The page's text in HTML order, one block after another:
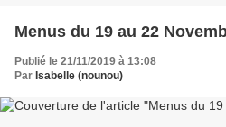
Menus du 19 au 22
Publié le 21/11/2019 à 13:08
Par Isabelle (nounou)